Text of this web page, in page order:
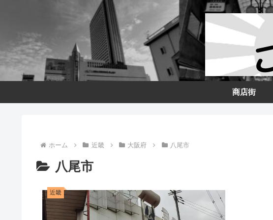
商店街
ホーム 近畿 大阪府 八尾市
八尾市
近畿